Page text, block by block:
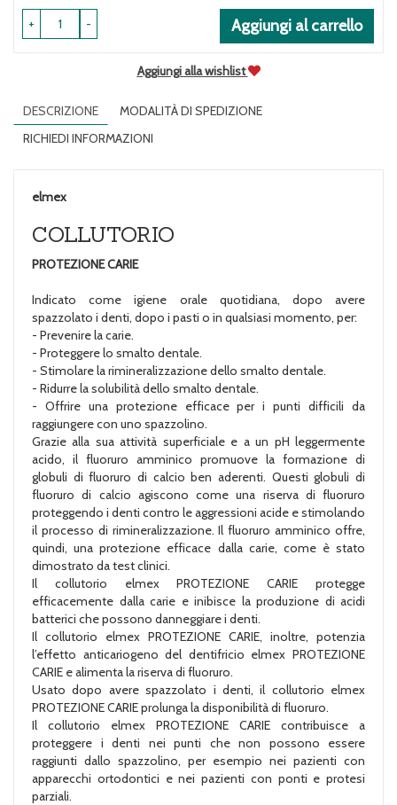
-
+ Aggiungi al carrello
Aggiungi alla wishlist
DESCRIZIONE
MODALITÀ DI SPEDIZIONE
RICHIEDI INFORMAZIONI
elmex
COLLUTORIO
PROTEZIONE CARIE
Indicato come igiene orale quotidiana, dopo avere
spazzolato i denti, dopo i pasti o in qualsiasi momento, per:
- Prevenire la carie.
- Proteggere lo smalto dentale.
- Stimolare la rimineralizzazione dello smalto dentale.
- Ridurre la solubilità dello smalto dentale.
- Offrire una protezione efficace per i punti difficili da
raggiungere con uno spazzolino.
Grazie alla sua attività superficiale e a un pH leggermente
acido, il fluoruro amminico promuove la formazione di
globuli di fluoruro di calcio ben aderenti. Questi globuli di
fluoruro di calcio agiscono come una riserva di fluoruro
proteggendo i denti contro le aggressioni acide e stimolando
il processo di rimineralizzazione. Il fluoruro amminico offre,
quindi, una protezione efficace dalla carie, come è stato
dimostrato da test clinici.
Il collutorio elmex PROTEZIONE CARIE protegge
efficacemente dalla carie e inibisce la produzione di acidi
batterici che possono danneggiare i denti.
Il collutorio elmex PROTEZIONE CARIE, inoltre, potenzia
l’effetto anticariogeno del dentifricio elmex PROTEZIONE
CARIE e alimenta la riserva di fluoruro.
Usato dopo avere spazzolato i denti, il collutorio elmex
PROTEZIONE CARIE prolunga la disponibilità di fluoruro.
Il collutorio elmex PROTEZIONE CARIE contribuisce a
proteggere i denti nei punti che non possono essere
raggiunti dallo spazzolino, per esempio nei pazienti con
apparecchi ortodontici e nei pazienti con ponti e protesi
parziali.